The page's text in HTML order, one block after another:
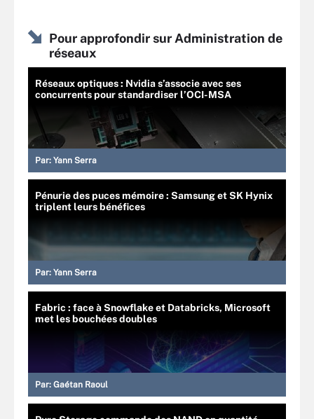
Pour approfondir sur Administration de
réseaux
Réseaux optiques : Nvidia s’associe avec ses
concurrents pour standardiser l’OCI-MSA
Par: Yann Serra
Pénurie des puces mémoire : Samsung et SK Hynix
triplent leurs bénéfices
Par: Yann Serra
Fabric : face à Snowflake et Databricks, Microsoft
met les bouchées doubles
Par: Gaétan Raoul